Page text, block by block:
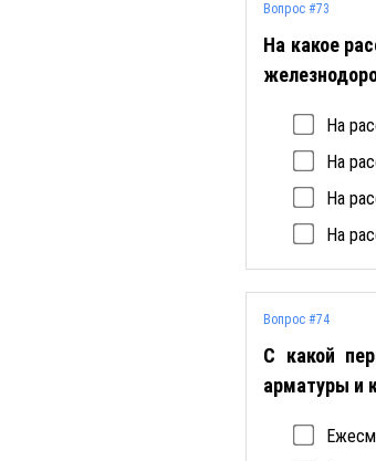
Вопрос #73
На какое
На
На
На
На
Вопрос #74
С какой
арматуры и